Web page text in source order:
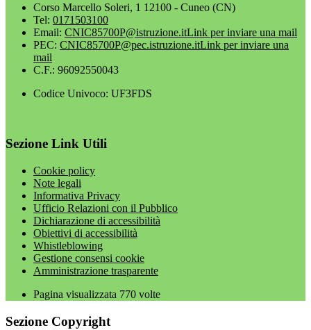
Corso Marcello Soleri, 1 12100 - Cuneo (CN)
Tel: 0171503100
Email: CNIC85700P@istruzione.itLink per inviare una mail
PEC: CNIC85700P@pec.istruzione.itLink per inviare una
mail
C.F.: 96092550043
Codice Univoco: UF3FDS
Sezione Link Utili
Cookie policy
Note legali
Informativa Privacy
Ufficio Relazioni con il Pubblico
Dichiarazione di accessibilità
Obiettivi di accessibilità
Whistleblowing
Gestione consensi cookie
Amministrazione trasparente
Pagina visualizzata 770 volte
Sezione Copyright